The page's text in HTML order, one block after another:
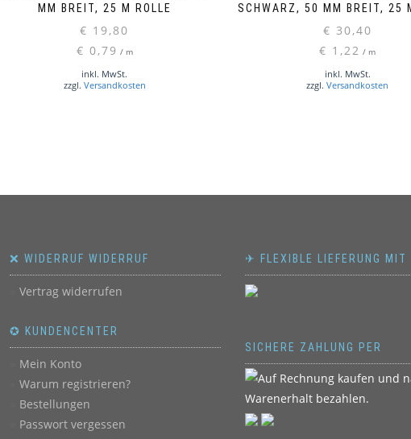
MM BREIT, 25 M ROLLE
€ 19,80
€ 0,79 / m
inkl. MwSt.
zzgl. Versandkosten
SCHWARZ, 50 MM BREIT, 25
€ 30,40
€ 1,22 / m
inkl. MwSt.
zzgl.Versandkosten
❌ WIDERRUF WIDERRUF
Vertrag widerrufen
✪ KUNDENCENTER
Mein Konto
Warum registrieren?
Bestellungen
Passwort vergessen
✈ FLEXIBLE LIEFERUNG MIT
SICHERE ZAHLUNG PER